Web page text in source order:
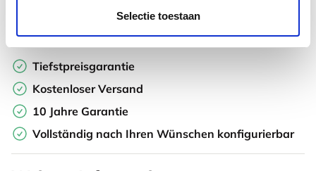
Selectie toestaan
Zur Vergleichsliste hinzufügen
Tiefstpreisgarantie
Kostenloser Versand
10 Jahre Garantie
Vollständig nach Ihren Wünschen konfigurierbar